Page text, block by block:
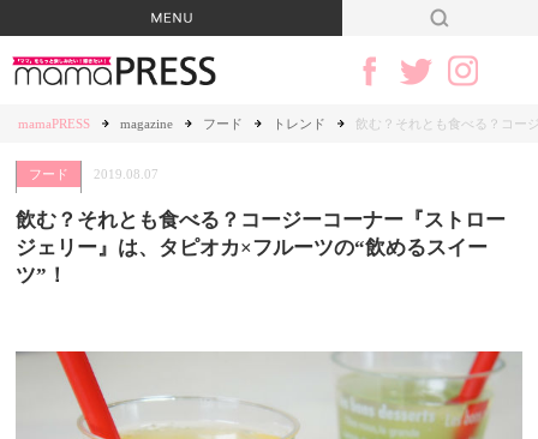
mamaPRESS magazine フード トレンド 飲む？それとも食べる？コー
フード 2019.08.07
飲む？それとも食べる？コージーコーナー『ストロー
ジェリー』は、タピオカ×フルーツの“飲めるスイー
ツ”！